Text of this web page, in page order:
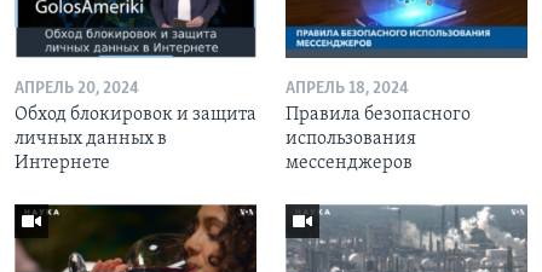
АПРЕЛЬ 20, 2024
Обход блокировок и защита
личных данных в
Интернете
АПРЕЛЬ 18, 2024
Правила безопасного
использования
мессенджеров